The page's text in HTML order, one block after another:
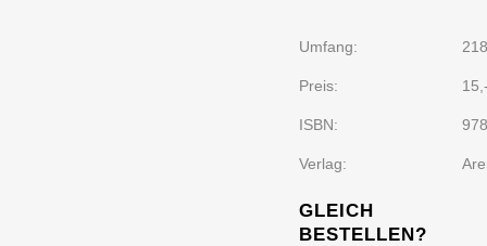
Umfang: 218
Preis:
ISBN:
Verlag:
GLEICH
BESTELLEN?